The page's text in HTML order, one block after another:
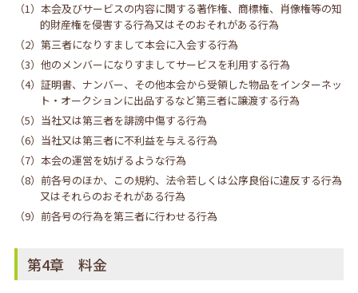
（1）本会及びサービスの内容に関する著作権、商標権、肖像権等の知
的財産権を侵害する行為又はそのおそれがある行為
（2）第三者になりすまして本会に入会する行為
（3）他のメンバーになりすましてサービスを利用する行為
（4）証明書、ナンバー、その他本会から受領した物品をインターネッ
ト・オークションに出品するなど第三者に譲渡する行為
（5）当社又は第三者を誹謗中傷する行為
（6）当社又は第三者に不利益を与える行為
（7）本会の運営を妨げるような行為
（8）前各号のほか、この規約、法令若しくは公序良俗に違反する行為
又はそれらのおそれがある行為
（9）前各号の行為を第三者に行わせる行為
第4章 料金